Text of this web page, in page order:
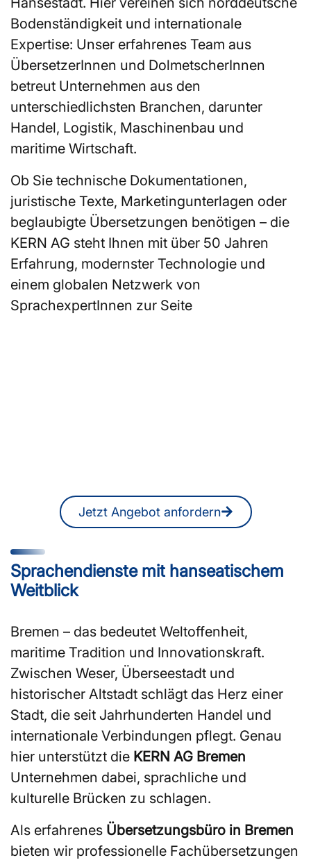
Bodenständigkeit und internationale
Expertise: Unser erfahrenes Team aus
ÜbersetzerInnen und DolmetscherInnen
betreut Unternehmen aus den
unterschiedlichsten Branchen, darunter
Handel, Logistik, Maschinenbau und
maritime Wirtschaft.
Ob Sie technische Dokumentationen,
juristische Texte, Marketingunterlagen oder
beglaubigte Übersetzungen benötigen – die
KERN AG steht Ihnen mit über 50 Jahren
Erfahrung, modernster Technologie und
einem globalen Netzwerk von
SprachexpertInnen zur Seite
Jetzt Angebot anfordern
Sprachendienste mit hanseatischem
Weitblick
Bremen – das bedeutet Weltoffenheit,
maritime Tradition und Innovationskraft.
Zwischen Weser, Überseestadt und
historischer Altstadt schlägt das Herz einer
Stadt, die seit Jahrhunderten Handel und
internationale Verbindungen pflegt. Genau
hier unterstützt die KERN AG Bremen
Unternehmen dabei, sprachliche und
kulturelle Brücken zu schlagen.
Als erfahrenes Übersetzungsbüro in Bremen
bieten wir professionelle Fachübersetzungen